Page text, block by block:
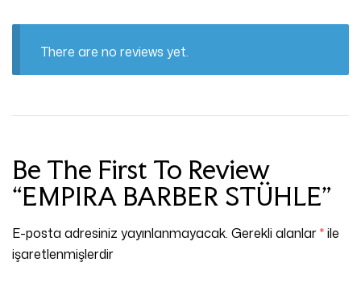
There are no reviews yet.
Be The First To Review
“EMPIRA BARBER STÜHLE”
E-posta adresiniz yayınlanmayacak. Gerekli alanlar*ile
işaretlenmişlerdir